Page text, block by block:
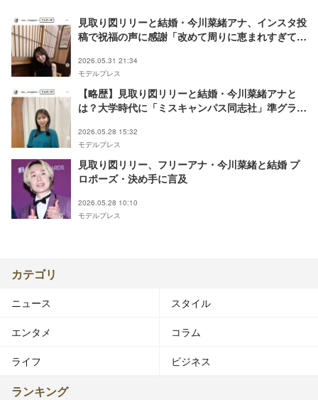
見取り図リリーと結婚・今川菜緒アナ、インスタ投
稿で祝福の声に感謝「改めて周りに恵まれすぎてい
2026.05.31 21:34
モデルプレス
【略歴】見取り図リリーと結婚・今川菜緒アナと
は？大学時代に「ミスキャンパス同志社」準グラン
2026.05.28 15:32
モデルプレス
見取り図リリー、フリーアナ・今川菜緒と結婚 プ
ロポーズ・決め手に言及
2026.05.28 10:10
モデルプレス
カテゴリ
ニュース スタイル
エンタメ コラム
ライフ ビジネス
ランキング